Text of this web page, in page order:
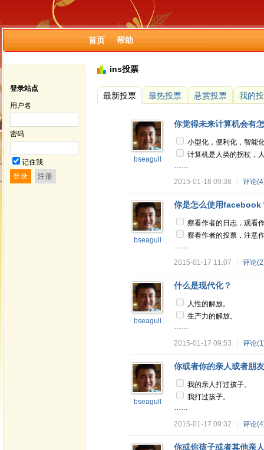
首页 帮助
登录站点
用户名
密码
记住我
ins投票
最新投票 最热投票 悬赏投票 我的
bseagull
你觉得未来计算机会有
小型化，便利化，智能
计算机是人类的拐杖，
……
2015-01-18 09:38
评论
bseagull
你是怎么使用facebook
察看作者的日志，观看
察看作者的投票，注意
……
2015-01-17 11:07
评论
bseagull
什么是现代化？
人性的解放。
生产力的解放。
……
2015-01-17 09:53
评论
bseagull
你或者你的亲人或者朋
我的亲人打过孩子。
我打过孩子。
……
2015-01-17 09:32
评论
你或你孩子或者其他亲